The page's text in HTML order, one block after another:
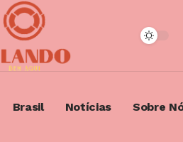
Brasil Notícias Sobre